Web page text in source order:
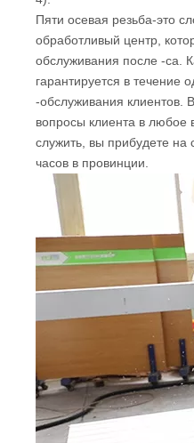
Пяти осевая резьба-это
обработливый центр,
обслуживания после -са.
гарантируется в течение
-обслуживания клиентов.
вопросы клиента в
служить, вы прибудете на
часов в провинции.